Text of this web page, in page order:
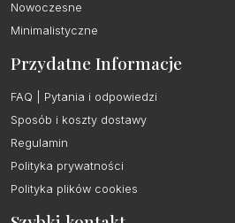
Nowoczesne
Minimalistyczne
Przydatne Informacje
FAQ | Pytania i odpowiedzi
Sposób i koszty dostawy
Regulamin
Polityka prywatności
Polityka plików cookies